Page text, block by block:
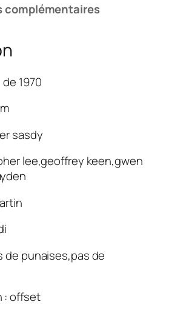
complémentaires
1970
sasdy
lee,geoffrey keen,gwen
punaises,pas de
: offset